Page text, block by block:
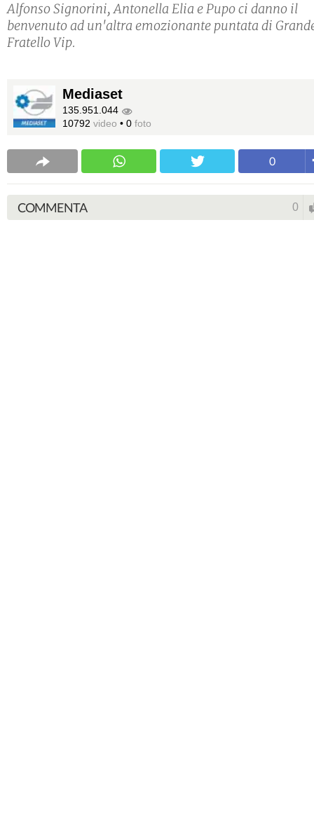
Alfonso Signorini, Antonella Elia e Pupo ci danno il
benvenuto ad un'altra emozionante puntata di
Fratello Vip.
Mediaset
135.951.044
10792 video • 0 foto
0
COMMENTA 0